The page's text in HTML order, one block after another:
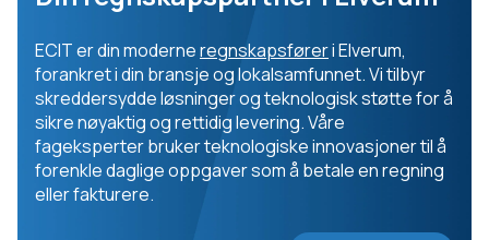
ECIT er din moderneregnskapsføreri Elverum,
forankret i din bransje og lokalsamfunnet. Vi tilbyr
skreddersydde løsninger og teknologisk støtte for å
sikre nøyaktig og rettidig levering. Våre
fageksperter bruker teknologiske innovasjoner til å
forenkle daglige oppgaver som å betale en regning
eller fakturere.